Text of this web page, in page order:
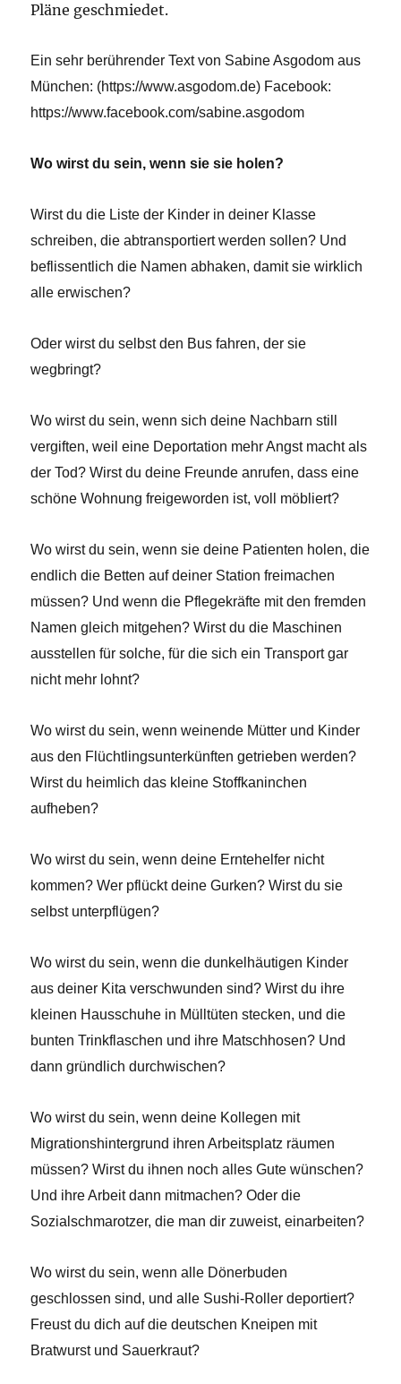
Pläne geschmiedet.
Ein sehr berührender Text von Sabine Asgodom aus
München: (https://www.asgodom.de) Facebook:
https://www.facebook.com/sabine.asgodom
Wo wirst du sein, wenn sie sie holen?
Wirst du die Liste der Kinder in deiner Klasse
schreiben, die abtransportiert werden sollen? Und
beflissentlich die Namen abhaken, damit sie wirklich
alle erwischen?
Oder wirst du selbst den Bus fahren, der sie
wegbringt?
Wo wirst du sein, wenn sich deine Nachbarn still
vergiften, weil eine Deportation mehr Angst macht als
der Tod? Wirst du deine Freunde anrufen, dass eine
schöne Wohnung freigeworden ist, voll möbliert?
Wo wirst du sein, wenn sie deine Patienten holen, die
endlich die Betten auf deiner Station freimachen
müssen? Und wenn die Pflegekräfte mit den fremden
Namen gleich mitgehen? Wirst du die Maschinen
ausstellen für solche, für die sich ein Transport gar
nicht mehr lohnt?
Wo wirst du sein, wenn weinende Mütter und Kinder
aus den Flüchtlingsunterkünften getrieben werden?
Wirst du heimlich das kleine Stoffkaninchen
aufheben?
Wo wirst du sein, wenn deine Erntehelfer nicht
kommen? Wer pflückt deine Gurken? Wirst du sie
selbst unterpflügen?
Wo wirst du sein, wenn die dunkelhäutigen Kinder
aus deiner Kita verschwunden sind? Wirst du ihre
kleinen Hausschuhe in Mülltüten stecken, und die
bunten Trinkflaschen und ihre Matschhosen? Und
dann gründlich durchwischen?
Wo wirst du sein, wenn deine Kollegen mit
Migrationshintergrund ihren Arbeitsplatz räumen
müssen? Wirst du ihnen noch alles Gute wünschen?
Und ihre Arbeit dann mitmachen? Oder die
Sozialschmarotzer, die man dir zuweist, einarbeiten?
Wo wirst du sein, wenn alle Dönerbuden
geschlossen sind, und alle Sushi-Roller deportiert?
Freust du dich auf die deutschen Kneipen mit
Bratwurst und Sauerkraut?